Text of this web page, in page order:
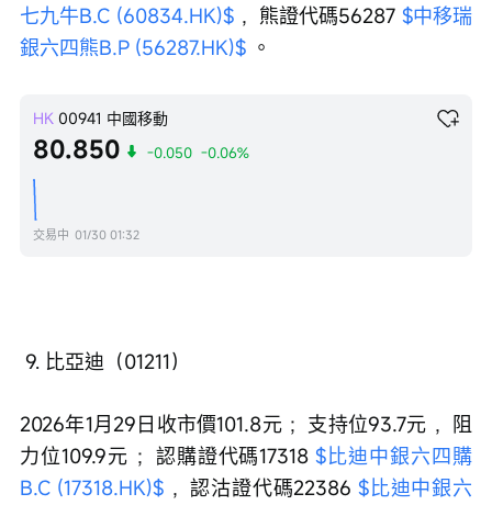
七九牛B.C (60834.HK)$ ，熊證代碼56287 $中移瑞
銀六四熊B.P (56287.HK)$ 。
HK 00941 中國移動
80.850 -0.050 -0.06%
交易中 01/30 01:32
9. 比亞迪（01211）
2026年1月29日收市價101.8元 ；支持位93.7元 ，阻
力位109.9元 ；認購證代碼17318 $比迪中銀六四購
B.C (17318.HK)$ ，認沽證代碼22386 $比迪中銀六